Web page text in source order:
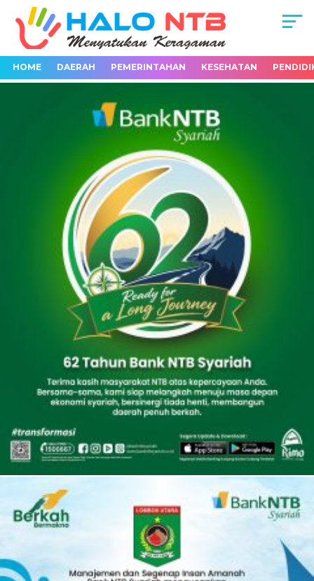
HOME DAERAH PEMERINTAHAN KESEHATAN